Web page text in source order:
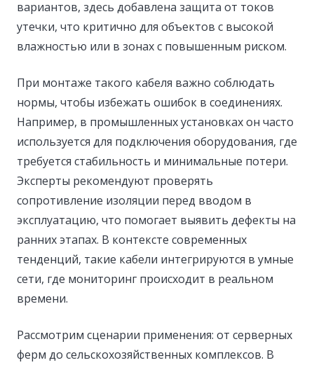
вариантов, здесь добавлена защита от токов
утечки, что критично для объектов с высокой
влажностью или в зонах с повышенным риском.
При монтаже такого кабеля важно соблюдать
нормы, чтобы избежать ошибок в соединениях.
Например, в промышленных установках он часто
используется для подключения оборудования, где
требуется стабильность и минимальные потери.
Эксперты рекомендуют проверять
сопротивление изоляции перед вводом в
эксплуатацию, что помогает выявить дефекты на
ранних этапах. В контексте современных
тенденций, такие кабели интегрируются в умные
сети, где мониторинг происходит в реальном
времени.
Рассмотрим сценарии применения: от серверных
ферм до сельскохозяйственных комплексов. В